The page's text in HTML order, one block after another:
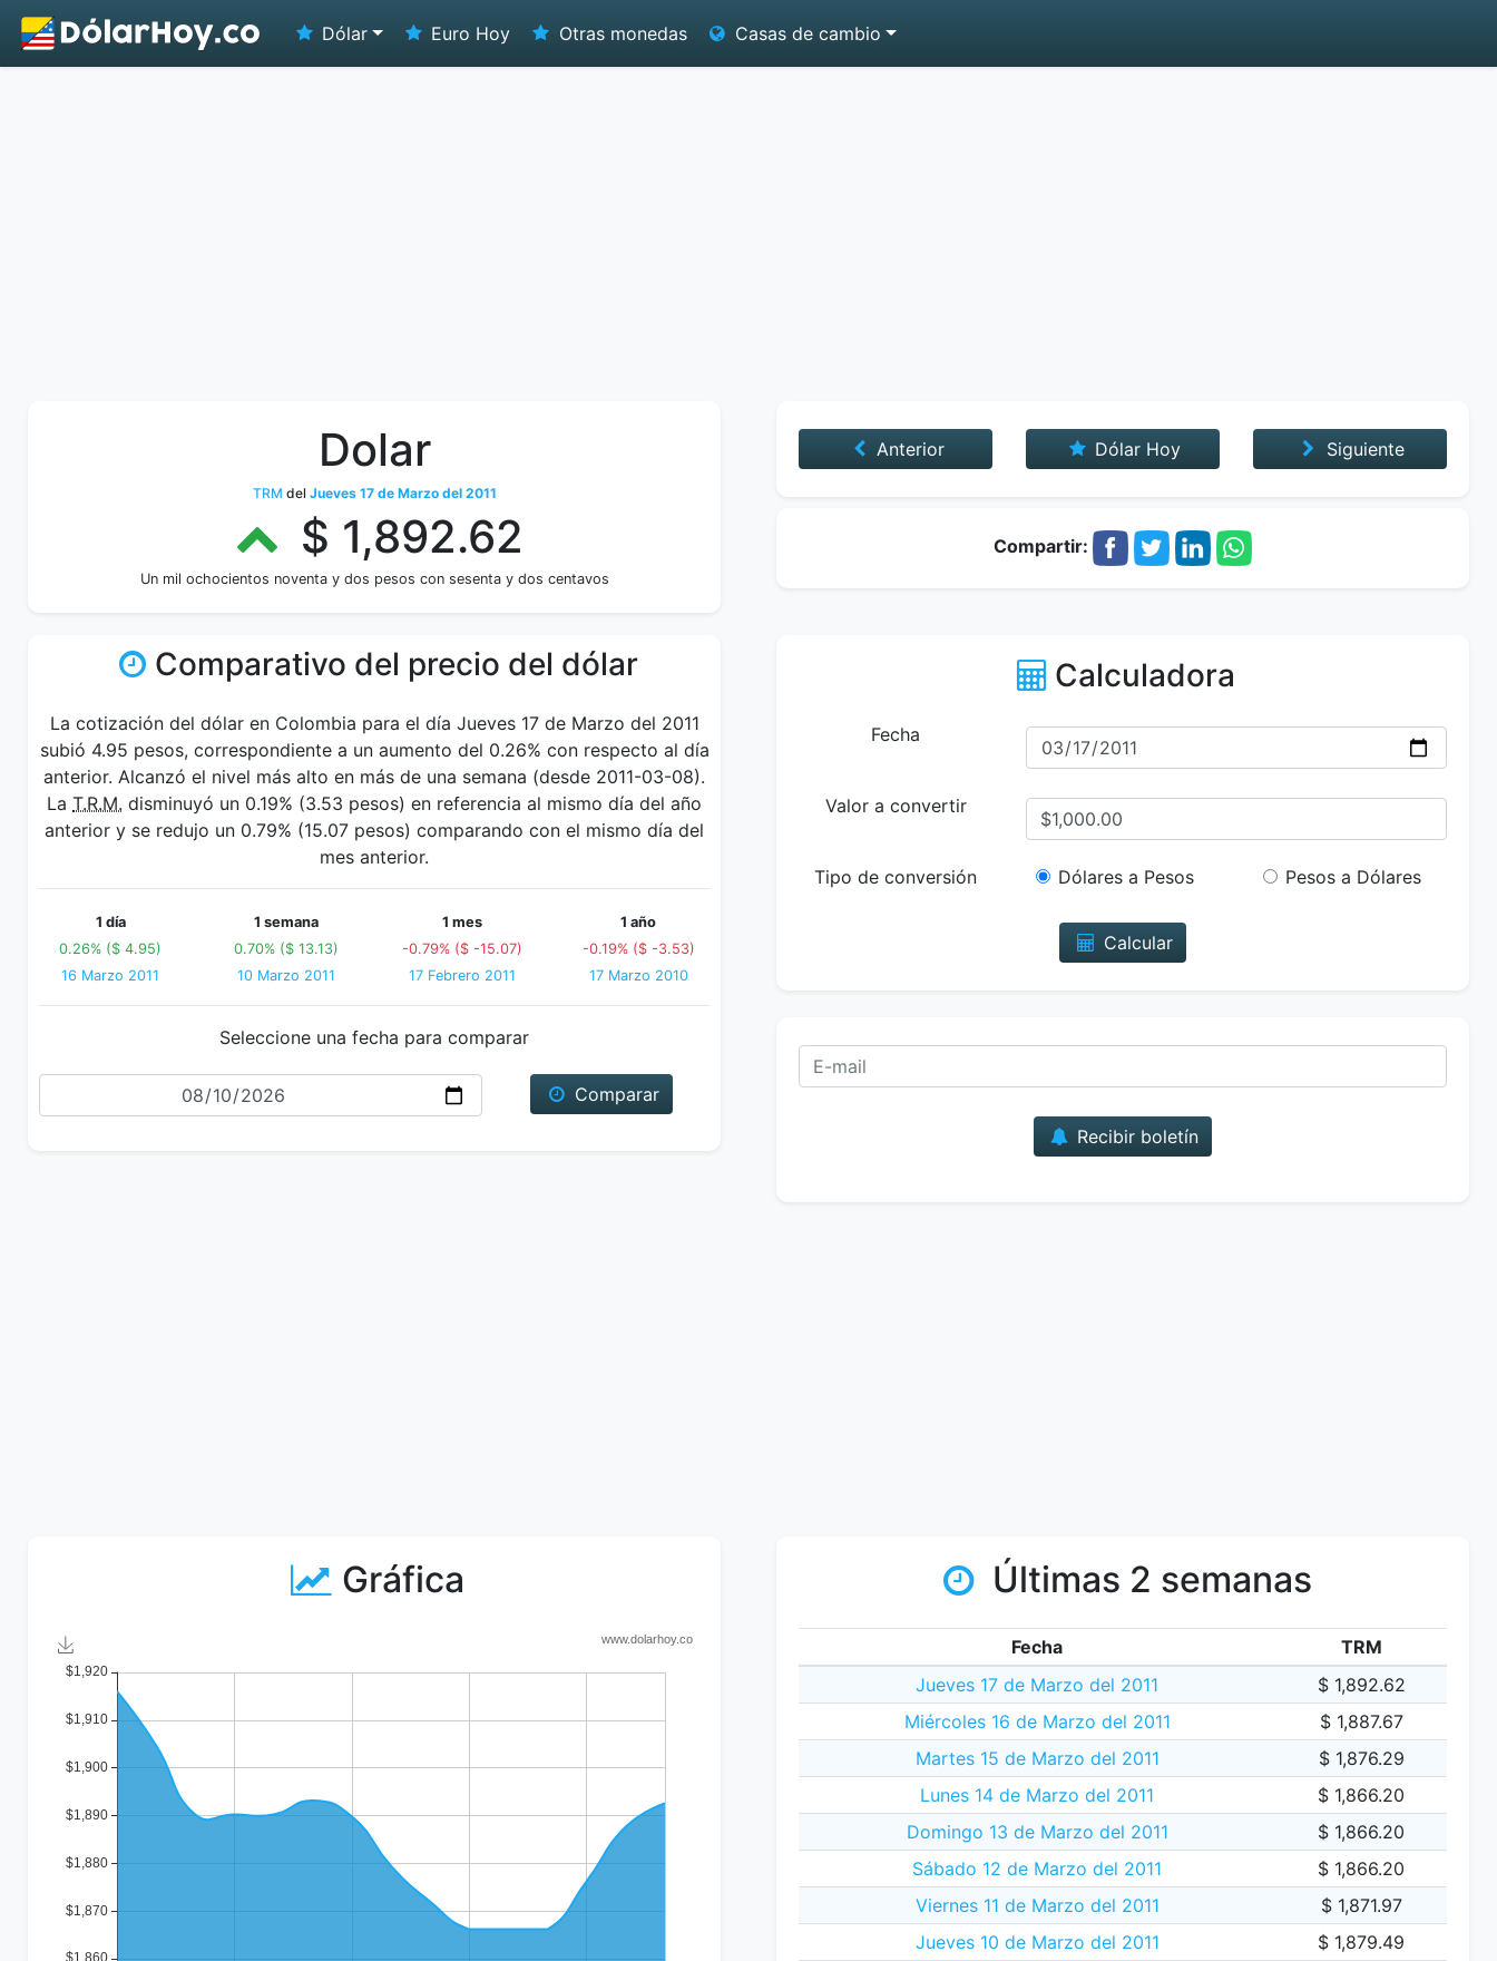
Dólar Euro Hoy Otras monedas Casas de cambio
Dolar
TRM del Jueves 17 de Marzo del 2011
$ 1,892.62
Un mil ochocientos noventa y dos pesos con sesenta y dos centavos
Anterior Dólar Hoy Siguiente
Compartir:
Comparativo del precio del dólar
La cotización del dólar en Colombia para el día Jueves 17 de Marzo del 2011
subió 4.95 pesos, correspondiente a un aumento del 0.26% con respecto al día
anterior. Alcanzó el nivel más alto en más de una semana (desde 2011-03-08).
La T.R.M. disminuyó un 0.19% (3.53 pesos) en referencia al mismo día del año
anterior y se redujo un 0.79% (15.07 pesos) comparando con el mismo día del
mes anterior.
1 día
0.26% ($ 4.95)
16 Marzo 2011
1 semana
0.70% ($ 13.13)
10 Marzo 2011
1 mes
-0.79% ($ -15.07)
17 Febrero 2011
1 año
-0.19% ($ -3.53)
17 Marzo 2010
Seleccione una fecha para comparar
Fecha
Comparar
Calculadora
Fecha
Valor a convertir
Tipo de conversión Dólares a Pesos Pesos a Dólares
Calcular
Recibir boletín
Gráfica Últimas 2 semanas
Fecha
TRM
Jueves 17 de Marzo del 2011
$ 1,892.62
Miércoles 16 de Marzo del 2011
$ 1,887.67
Martes 15 de Marzo del 2011
$ 1,876.29
Lunes 14 de Marzo del 2011
$ 1,866.20
Domingo 13 de Marzo del 2011
$ 1,866.20
Sábado 12 de Marzo del 2011
$ 1,866.20
Viernes 11 de Marzo del 2011
$ 1,871.97
Jueves 10 de Marzo del 2011
$ 1,879.49